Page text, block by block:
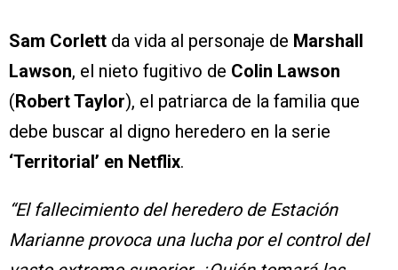
Sam Corlett da vida al personaje de Marshall
Lawson, el nieto fugitivo de Colin Lawson
(Robert Taylor), el patriarca de la familia que
debe buscar al digno heredero en la serie
‘Territorial’ en Netflix.
“El fallecimiento del heredero de Estación
Marianne provoca una lucha por el control del